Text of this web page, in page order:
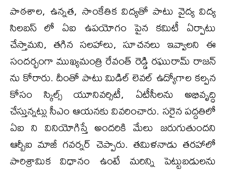
పాఠ‌శాల‌, ఉన్న‌త‌, సాంకేతిక విద్య‌తో పాటు వైద్య విద్య
సిల‌బ‌స్ లో ఏఐ ఉప‌యోగం పైన క‌మిటీ ఏర్పాటు
చేస్తామ‌ని, త‌గిన స‌ల‌హాలు, సూచ‌న‌లు ఇవ్వాల‌ని ఈ
సంద‌ర్భంగా ముఖ్య‌మంత్రి రేవంత్ రెడ్డి రఘురామ్ రాజన్
ను కోరారు. దీంతో పాటు మిడిల్ లెవ‌ల్ ఉద్యోగాల కల్ప‌న
కోసం స్కిల్స్ యూనివర్సిటీ, ఏటీసీల‌ను అభివృద్ధి
చేస్తున్న‌ట్లు సీఎం ఆయ‌న‌కు వివ‌రించారు. స‌రైన ప‌ద్ద‌తిలో
ఏఐ ని వినియోగిస్తే అంద‌రికి మేలు జ‌రుగుతుంద‌ని
ఆర్బీఐ మాజీ గ‌వ‌ర్న‌ర్ చెప్పారు. తమిళ‌నాడు త‌ర‌హాలో
పారిశ్రామిక విధానం ఉంటే మ‌రిన్ని పెట్టుబ‌డుల‌ను